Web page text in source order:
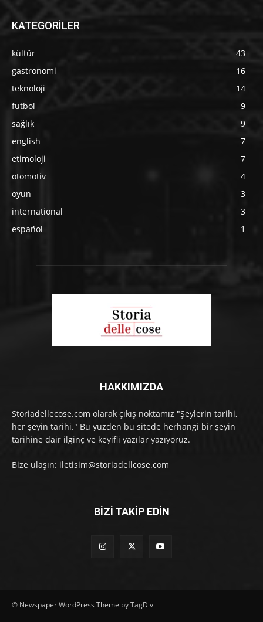
KATEGORİLER
kültür
43
gastronomi
16
teknoloji
14
futbol
9
sağlık
9
english
7
etimoloji
7
otomotiv
4
oyun
3
international
3
español
1
HAKKIMIZDA
Storiadellecose.com olarak çıkış noktamız "Şeylerin tarihi,
her şeyin tarihi." Bu yüzden bu sitede herhangi bir şeyin
tarihine dair ilginç ve keyifli yazılar yazıyoruz.
Bize ulaşın: iletisim@storiadellcose.com
BİZİ TAKİP EDİN
© Newspaper WordPress Theme by TagDiv